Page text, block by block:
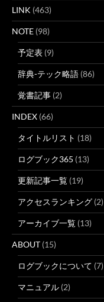
LINK (463)
NOTE (98)
予定表 (9)
辞典-テック略語 (86)
覚書記事 (2)
INDEX (66)
タイトルリスト (18)
ログブック365 (13)
更新記事一覧 (19)
アクセスランキング (2)
アーカイブ一覧 (13)
ABOUT (15)
ログブックについて (7)
マニュアル (2)